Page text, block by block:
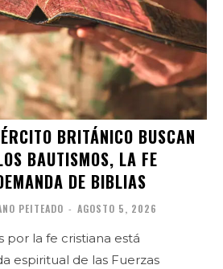
BRITÁNICO BUSCAN
BAUTISMOS, LA FE
DE BIBLIAS
PEITEADO - AGOSTO 5, 2026
la fe cristiana está
espiritual de las Fuerzas